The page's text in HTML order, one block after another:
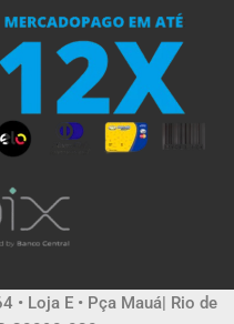
• Loja E • Pça Mauá| Rio de